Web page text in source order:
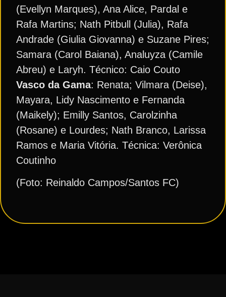
(Evellyn Marques), Ana Alice, Pardal e
Rafa Martins; Nath Pitbull (Julia), Rafa
Andrade (Giulia Giovanna) e Suzane Pires;
Samara (Carol Baiana), Analuyza (Camile
Abreu) e Laryh. Técnico: Caio Couto
Vasco da Gama: Renata; Vilmara (Deise),
Mayara, Lidy Nascimento e Fernanda
(Maikely); Emilly Santos, Carolzinha
(Rosane) e Lourdes; Nath Branco, Larissa
Ramos e Maria Vitória. Técnica: Verônica
Coutinho
(Foto: Reinaldo Campos/Santos FC)